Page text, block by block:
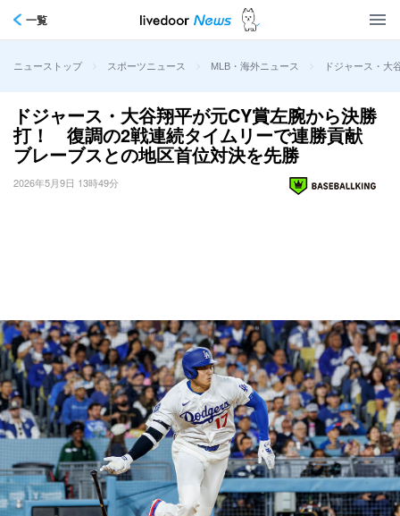
一覧
ニューストップ > スポーツニュース > MLB・海外ニュース > ドジャース・
ドジャース・大谷翔平が元CY賞左腕から決勝
打！ 復調の2戦連続タイムリーで連勝貢献
ブレーブスとの地区首位対決を先勝
2026年5月9日 13時49分